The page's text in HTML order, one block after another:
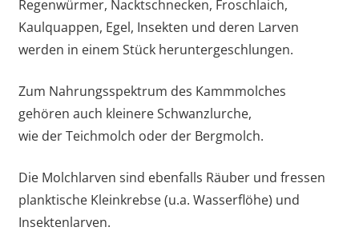
Regenwürmer, Nacktschnecken, Froschlaich,
Kaulquappen, Egel, Insekten und deren Larven
werden in einem Stück heruntergeschlungen.
Zum Nahrungsspektrum des Kammmolches
gehören auch kleinere Schwanzlurche,
wie der Teichmolch oder der Bergmolch.
Die Molchlarven sind ebenfalls Räuber und fressen
planktische Kleinkrebse (u.a. Wasserflöhe) und
Insektenlarven.